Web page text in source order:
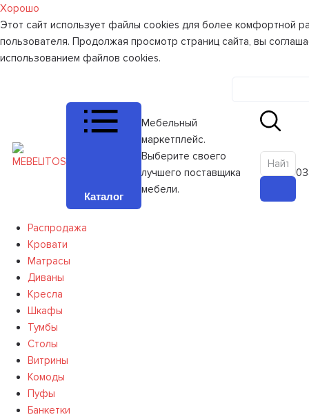
Хорошо
Этот сайт использует файлы cookies для более комфортной
пользователя. Продолжая просмотр страниц сайта, вы
использованием файлов cookies.
Каталог
Мебельный
маркетплейс.
Выберите своего
лучшего поставщика
мебели.
0
Распродажа
Кровати
Матрасы
Диваны
Кресла
Шкафы
Тумбы
Столы
Витрины
Комоды
Пуфы
Банкетки